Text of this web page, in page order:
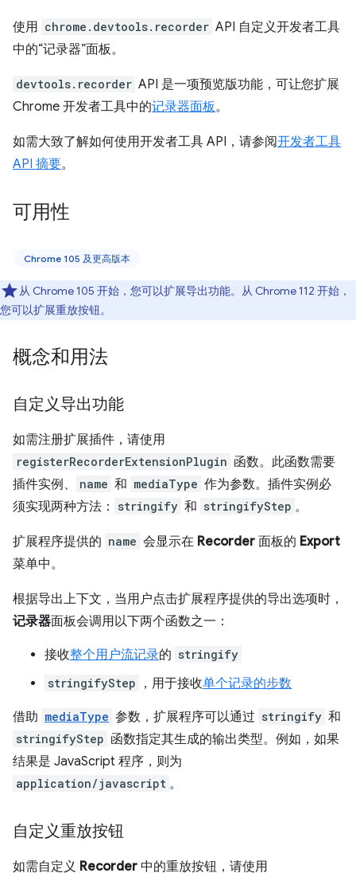
使用 chrome.devtools.recorder API 自定义开发者工具
中的“记录器”面板。
devtools.recorder API 是一项预览版功能，可让您扩展
Chrome 开发者工具中的记录器面板。
如需大致了解如何使用开发者工具 API，请参阅开发者工具
API 摘要。
可用性
Chrome 105 及更高版本
从 Chrome 105 开始，您可以扩展导出功能。从 Chrome 112 开始，
您可以扩展重放按钮。
概念和用法
自定义导出功能
如需注册扩展插件，请使用
registerRecorderExtensionPlugin 函数。此函数需要
插件实例、
name 和 mediaType 作为参数。插件实例必
须实现两种方法：
stringify 和 stringifyStep 。
扩展程序提供的 name 会显示在 Recorder 面板的 Export
菜单中。
根据导出上下文，当用户点击扩展程序提供的导出选项时，
记录器面板会调用以下两个函数之一：
接收整个用户流记录的 stringify
stringifyStep
，用于接收单个记录的步数
借助 mediaType 参数，扩展程序可以通过 stringify 和
stringifyStep 函数指定其生成的输出类型。例如，如果
结果是 JavaScript 程序，则为
application/javascript 。
自定义重放按钮
如需自定义 Recorder 中的重放按钮，请使用